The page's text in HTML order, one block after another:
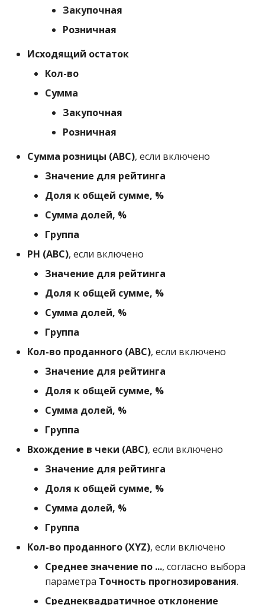
Закупочная
Розничная
Исходящий остаток
Кол-во
Сумма
Закупочная
Розничная
Сумма розницы (ABC), если включено
Значение для рейтинга
Доля к общей сумме, %
Сумма долей, %
Группа
РН (ABC), если включено
Значение для рейтинга
Доля к общей сумме, %
Сумма долей, %
Группа
Кол-во проданного (ABC), если включено
Значение для рейтинга
Доля к общей сумме, %
Сумма долей, %
Группа
Вхождение в чеки (ABC), если включено
Значение для рейтинга
Доля к общей сумме, %
Сумма долей, %
Группа
Кол-во проданного (XYZ), если включено
Среднее значение по ..., согласно выбора
параметра Точность прогнозирования.
Среднеквадратичное отклонение